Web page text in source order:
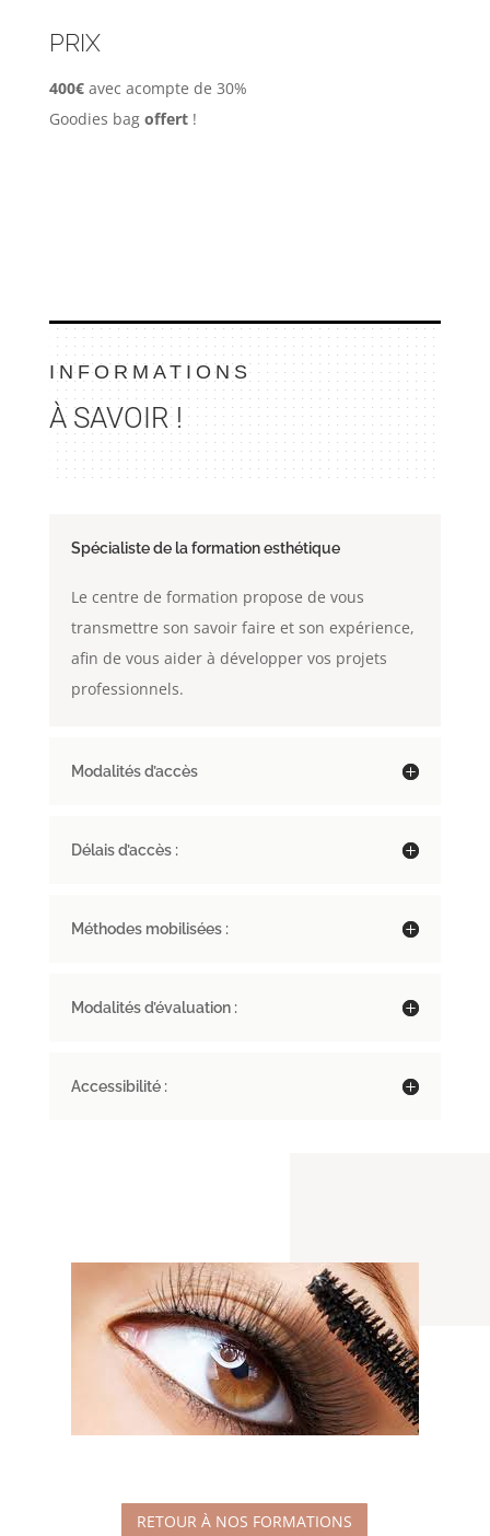
PRIX
400€avec acompte de 30%
Goodies bagoffert!
INFORMATIONS
À SAVOIR !
Spécialiste de la formation esthétique
Le centre de formation propose de vous
transmettre son savoir faire et son expérience,
afin de vous aider à développer vos projets
professionnels.
Modalités d’accès
Délais d’accès :
Méthodes mobilisées :
Modalités d’évaluation :
Accessibilité :
RETOUR À NOS FORMATIONS